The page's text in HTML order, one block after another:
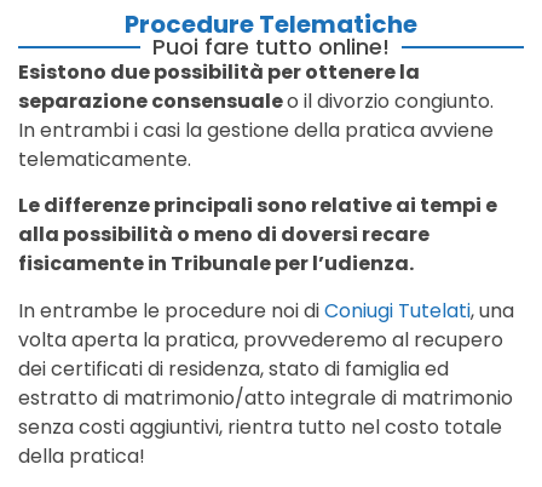
Procedure Telematiche
Puoi fare tutto online!
Esistono due possibilità per ottenere la
separazione consensualeo il divorzio congiunto.
In entrambi i casi la gestione della pratica avviene
telematicamente.
Le differenze principali sono relative ai tempi e
alla possibilità o meno di doversi recare
fisicamente in Tribunale per l’udienza.
In entrambe le procedure noi diConiugi Tutelati, una
volta aperta la pratica, provvederemo al recupero
dei certificati di residenza, stato di famiglia ed
estratto di matrimonio/atto integrale di matrimonio
senza costi aggiuntivi, rientra tutto nel costo totale
della pratica!